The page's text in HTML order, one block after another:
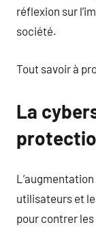
réflexion sur
société.
Tout savoir à
La
utilisateurs et
pour contrer